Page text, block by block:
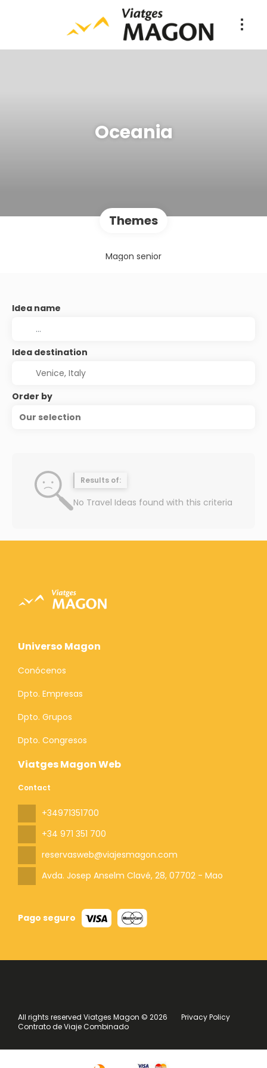
Oceania
Themes
Magon senior
Idea name
Idea destination
Order by
Our selection
Results of:
No Travel Ideas found with this criteria
Viatges Magon Web
Contact
+34971351700
+34 971 351 700
reservasweb@viajesmagon.com
Avda. Josep Anselm Clavé, 28, 07702 - Mao
Pago seguro
Universo Magon
Conócenos
Dpto. Empresas
Dpto. Grupos
Dpto. Congresos
All rights reserved Viatges Magon © 2026
Privacy Policy
Contrato de Viaje Combinado